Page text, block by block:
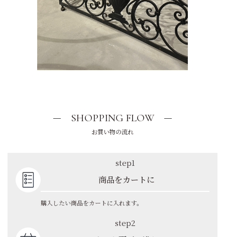
SHOPPING FLOW
お買い物の流れ
step1
商品をカートに
購入したい商品をカートに入れます。
step2